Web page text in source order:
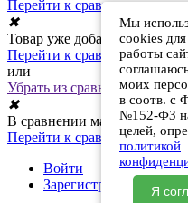
Мы
cookies
работы
моих
в соотв. с
№152-ФЗ
целей,
политикой
Я
Перейти к сравнению
✖
Товар уже добавлен в
Перейти к сравнению
или
Убрать из сравнения
✖
В сравнении максимальное
Перейти к сравнению
Войти
Зарегистрироваться